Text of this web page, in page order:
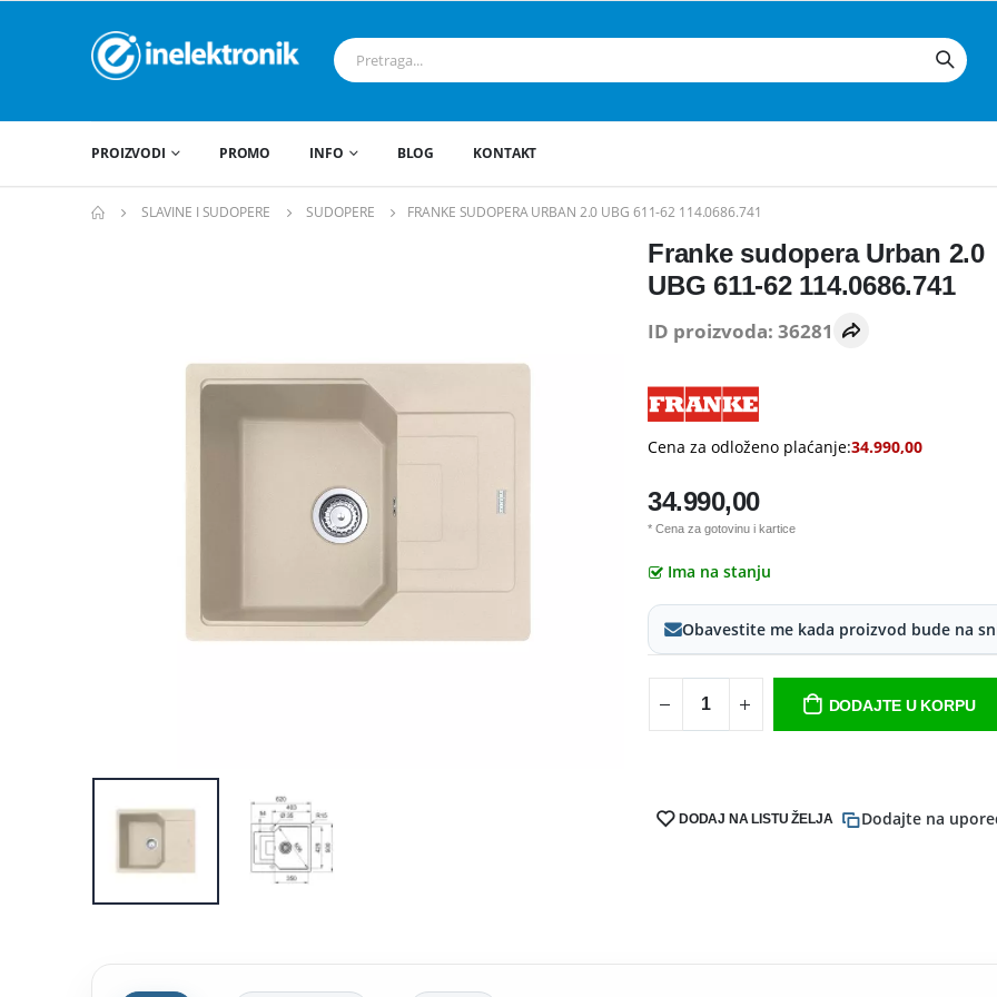
PROIZVODI PROMO INFO BLOG KONTAKT
SLAVINE I SUDOPERE SUDOPERE FRANKE SUDOPERA URBAN 2.0 UBG 611-62 114.0686.741
Franke sudopera Urban 2.0
UBG 611-62 114.0686.741
ID proizvoda: 36281
Cena za odloženo plaćanje:34.990,00
34.990,00
* Cena za gotovinu i kartice
Ima na stanju
Obavestite me kada proizvod bude na
DODAJTE U KORPU
DODAJ NA LISTU ŽELJA Dodajte na